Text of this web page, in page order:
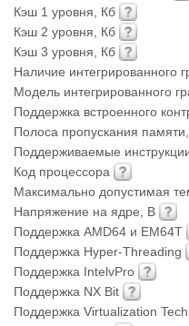
Кэш 1 уровня, Кб
Кэш 2 уровня, Кб
Кэш 3 уровня, Кб
Наличие интегрированного
Модель интегрированного
Поддержка встроенного
Полоса пропускания
Поддерживаемые
Код процессора
Максимально допустимая
Напряжение на ядре, В
Поддержка AMD64 и EM64T
Поддержка Hyper-Threading
Поддержка IntelvPro
Поддержка NX Bit
Поддержка Virtualization